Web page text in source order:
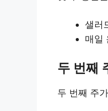
샐러
매일
두 번째
두 번째 주